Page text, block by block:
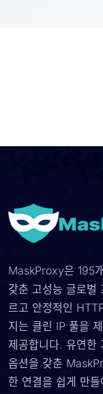
MaskProxy은 195
갖춘 고성능 글로벌
르고 안정적인
지는 클린 IP 풀을
제공합니다. 유연한
옵션을 갖춘
한 연결을 쉽게 만들